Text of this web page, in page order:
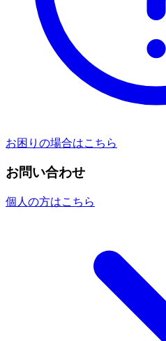
お困りの場合はこちら
お問い合わせ
個人の方はこちら